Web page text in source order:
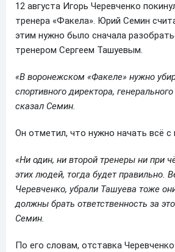
12 августа Игорь Черевченко
тренера «Факела». Юрий Семин
этим нужно было сначала
тренером Сергеем Ташуевым.
«В воронежском «Факеле» нужно
спортивного директора,
сказал Семин.
Он отметил, что нужно начать всё с
«Ни один, ни второй тренеры ни при
этих людей, тогда будет правильно.
Черевченко, убрали Ташуева тоже
должны брать ответственность за
Семин.
По его словам, отставка